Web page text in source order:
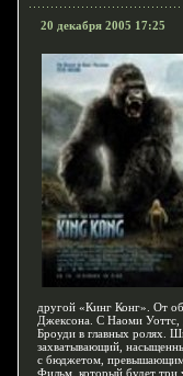
20 декабря 2005 17:25
другой «Кинг Конг». От
Джексона. С Наоми
Броуди в главных ролях.
захватывающий,
с бюджетом, превышающим
Фильм, который будет три